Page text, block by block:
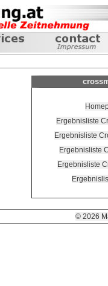
Ergebnisliste
Ergebnisliste
Ergebnisliste
Ergebnisliste
© 2026